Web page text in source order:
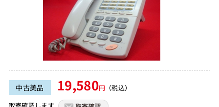
中古美品 19,580円 （税込）